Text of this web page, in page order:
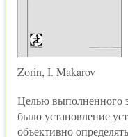
Zorin, I. Makarov
Целью выполненного
было установление
объективно